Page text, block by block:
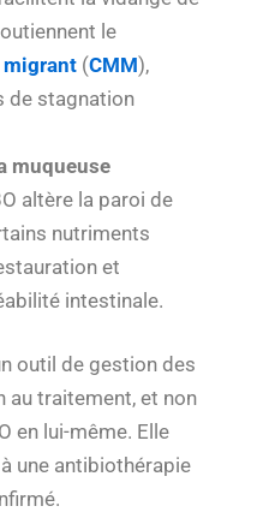
le
migrant (CMM),
de stagnation
muqueuse
altère la paroi de
nutriments
et
intestinale.
outil de gestion des
au traitement, et non
en lui-même. Elle
une antibiothérapie